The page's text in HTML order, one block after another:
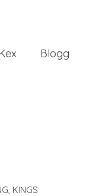
Blogg
, KINGS